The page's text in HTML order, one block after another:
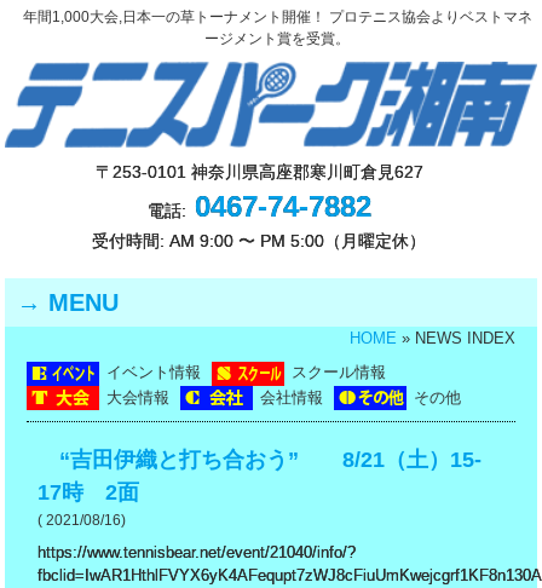
年間1,000大会,日本一の草トーナメント開催！ プロテニス協会よりベストマネ
ージメント賞を受賞。
〒253-0101 神奈川県高座郡寒川町倉見627
電話: 0467-74-7882
受付時間: AM 9:00 〜 PM 5:00（月曜定休）
MENU
HOME » NEWS INDEX
イベント情報
スクール情報
大会情報
会社情報 その他
“吉田伊織と打ち合おう” 8/21（土）15-
17時 2面
( 2021/08/16)
https://www.tennisbear.net/event/21040/info/?